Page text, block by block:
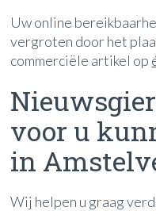
Uw online
vergroten door het
commerciële artikel op
voor u
in
Wij helpen u graag